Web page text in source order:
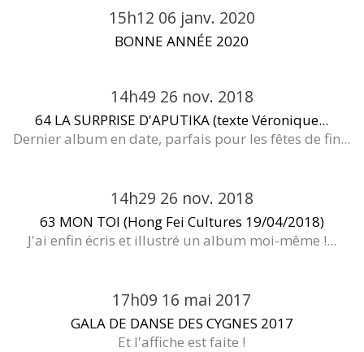
15h12 06 janv. 2020
BONNE ANNÉE 2020
14h49 26 nov. 2018
64 LA SURPRISE D'APUTIKA (texte Véronique...
Dernier album en date, parfais pour les fêtes de fin...
14h29 26 nov. 2018
63 MON TOI (Hong Fei Cultures 19/04/2018)
J'ai enfin écris et illustré un album moi-même !...
17h09 16 mai 2017
GALA DE DANSE DES CYGNES 2017
Et l'affiche est faite !